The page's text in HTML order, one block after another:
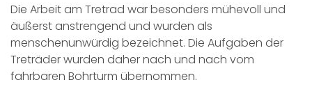
Die Arbeit am Tretrad war besonders mühevoll und
äußerst anstrengend und wurden als
menschenunwürdig bezeichnet. Die Aufgaben der
Treträder wurden daher nach und nach vom
fahrbaren Bohrturm übernommen.